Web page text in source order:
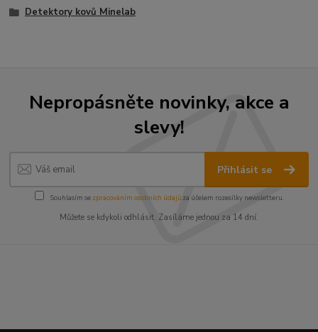
Detektory kovů Minelab
Nepropásněte novinky, akce a
slevy!
Přihlásit se
Souhlasím se zpracováním osobních údajůza účelem rozesílky newsletteru.
Můžete se kdykoli odhlásit. Zasíláme jednou za 14 dní.